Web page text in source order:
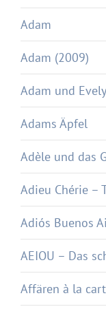
Adam
Adam (2009)
Adam und
Adams Äpfel
Adèle und das
Adieu Chérie –
Adiós Buenos
AEIOU – Das
Affären à la